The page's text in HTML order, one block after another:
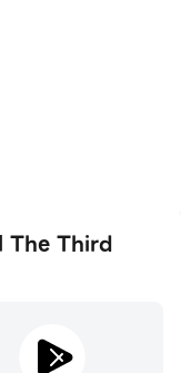
The Third